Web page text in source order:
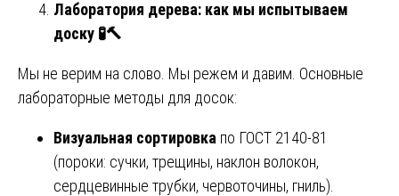
Лаборатория дерева: как мы испытываем
доску 🧪🔨
Мы не верим на слово. Мы режем и давим. Основные
лабораторные методы для досок:
Визуальная сортировка по ГОСТ 2140-81
(пороки: сучки, трещины, наклон волокон,
сердцевинные трубки, червоточины, гниль).